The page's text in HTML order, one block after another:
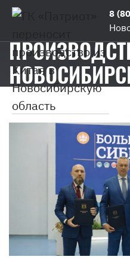
8
Главная
из
Китая
в
область
ГК